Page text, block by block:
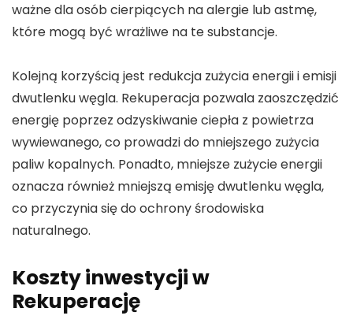
ważne dla osób cierpiących na alergie lub astmę,
które mogą być wrażliwe na te substancje.
Kolejną korzyścią jest redukcja zużycia energii i emisji
dwutlenku węgla. Rekuperacja pozwala zaoszczędzić
energię poprzez odzyskiwanie ciepła z powietrza
wywiewanego, co prowadzi do mniejszego zużycia
paliw kopalnych. Ponadto, mniejsze zużycie energii
oznacza również mniejszą emisję dwutlenku węgla,
co przyczynia się do ochrony środowiska
naturalnego.
Koszty inwestycji w
Rekuperację